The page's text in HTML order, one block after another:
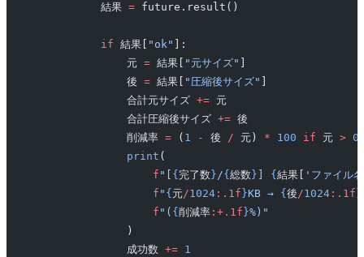
            結果
= future.result()
            if
結果[ "ok"
]:
                元
= 結果[ "元サイズ"
                後
= 結果[ "圧縮後サイズ"
                合計元サイズ
+= 元
                合計圧縮後サイズ
+= 後
                削減率
= ( 1 - 後 / 元) * 100 if 元 > 0
                print
(
                    f
"[ { 完了数 }/{ 総数 } { 結果[
'ファイル
                    f
" { 元/1024 :.1f }KB → { 後/1024 :.1f
                    f
"( { 削減率 :+.1f }%)"
                )
                成功数
+= 1